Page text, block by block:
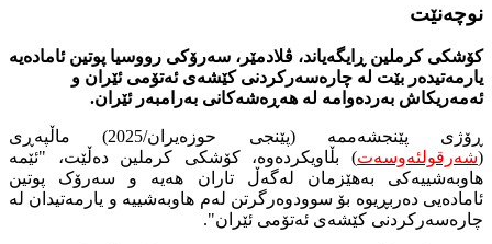
نوچه‌نێت
کۆشکی کرملین ڕایگەیاند، ڤلادمێر، سەرۆكی رووسیا پوتین ئامادەیە
یارمەتیدەر بێت لە چارەسەرکردنی کێشەی ئەتۆمی ئێران و
ئەمەریکاش بەردەوامە لە هەڕەشەکانی بەرامبەر ئێران.
ڕۆژی پێنجشەممە (پێنجی حوزەیران/2025) ماڵپەڕی
(شەرقولئەوسەت) بڵاویکردەوە، کۆشکی کرملین دەڵێت، "ئێمە
هاوبەشییەکی بەهێزمان لەگەڵ تاران هەیە و سەرۆک پوتین
ئامادەیی دەربڕیوە بۆ سوودوەرگرتن لەم هاوبەشییە و یارمەتیدان لە
چارەسەرکردنی کێشەی ئەتۆمی ئێران".